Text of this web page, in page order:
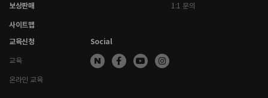
보상판매
사이트맵
1:1 문의
교육신청
교육
온라인 교육
Social